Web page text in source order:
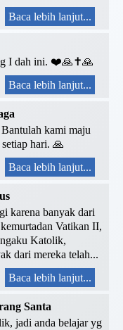
Baca lebih lanjut...
I dah ini. ❤️🙏✝️🙏
Baca lebih lanjut...
kami maju
hari. 🙏
Baca lebih lanjut...
karena banyak dari
Vatikan II,
Katolik,
dari mereka telah...
Baca lebih lanjut...
Santa
jadi anda belajar yg